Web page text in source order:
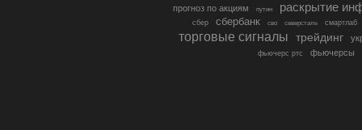
прогноз по акциям путин раскрытие
сбер сбербанк сво северсталь смартлаб
торговые сигналы трейдинг
фьючерс ртс фьючерсы